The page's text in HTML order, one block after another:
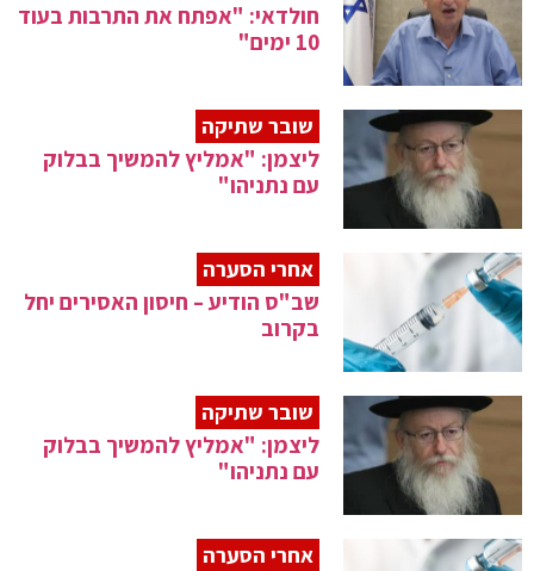
חולדאי: "אפתח את התרבות בעוד
10 ימים"
שובר שתיקה
ליצמן: "אמליץ להמשיך בבלוק
עם נתניהו"
אחרי הסערה
שב"ס הודיע – חיסון האסירים יחל
בקרוב
שובר שתיקה
ליצמן: "אמליץ להמשיך בבלוק
עם נתניהו"
אחרי הסערה